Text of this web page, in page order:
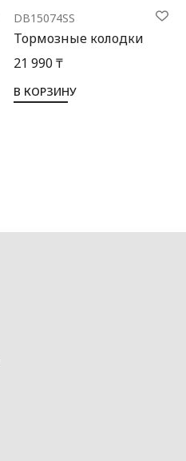
DB15074SS
Тормозные колодки
21 990 ₸
В КОРЗИНУ